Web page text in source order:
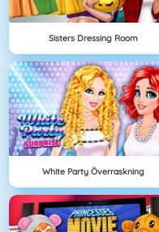
Sisters Dressing Room
White Party Överraskning